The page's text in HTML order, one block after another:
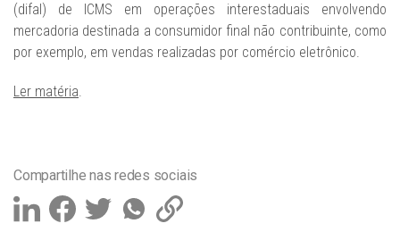
(difal) de ICMS em operações interestaduais envolvendo
mercadoria destinada a consumidor final não contribuinte, como
por exemplo, em vendas realizadas por comércio eletrônico.
Ler matéria.
Compartilhe nas redes sociais